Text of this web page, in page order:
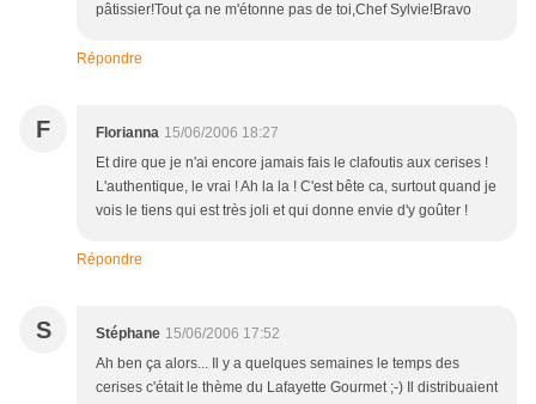
pâtissier!Tout ça ne m'étonne pas de toi,Chef Sylvie!Bravo
Répondre
F Florianna 15/06/2006 18:27
Et dire que je n'ai encore jamais fais le clafoutis aux cerises !
L'authentique, le vrai ! Ah la la ! C'est bête ca, surtout quand je
vois le tiens qui est très joli et qui donne envie d'y goûter !
Répondre
S Stéphane 15/06/2006 17:52
Ah ben ça alors... Il y a quelques semaines le temps des
cerises c'était le thème du Lafayette Gourmet ;-) Il distribuaient